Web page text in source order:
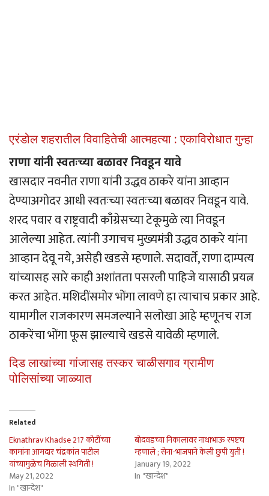
एरंडोल शहरातील विवाहितेची आत्महत्या : एकाविरोधात गुन्हा
राणा यांनी स्वतःच्या बळावर निवडून यावे
खासदार नवनीत राणा यांनी उद्धव ठाकरे यांना आव्हान
देण्याअगोदर आधी स्वतःच्या स्वतःच्या बळावर निवडून यावे.
शरद पवार व राष्ट्रवादी काँग्रेसच्या टेकूमुळे त्या निवडून
आलेल्या आहेत. त्यांनी उगाचच मुख्यमंत्री उद्धव ठाकरे यांना
आव्हान देवू नये, असेही खडसे म्हणाले. सदावर्ते, राणा दाम्पत्य
यांच्यासह सारे काही अशांतता पसरली पाहिजे यासाठी प्रयत्न
करत आहेत. मशिदींसमोर भोंगा लावणे हा त्याचाच प्रकार आहे.
यामागील राजकारण समजल्याने सलोखा आहे म्हणूनच राज
ठाकरेंचा भोंगा फूस झाल्याचे खडसे यावेळी म्हणाले.
दिड लाखांच्या गांजासह तस्कर चाळीसगाव ग्रामीण
पोलिसांच्या जाळ्यात
Related
Eknathrav Khadse 217 कोटींच्या
कामांना आमदार चंद्रकांत पाटील
यांच्यामुळेच मिळाली स्थगिती !
May 21, 2022
In "खान्देश"
बोदवडच्या निकालावर नाथाभाऊ स्पष्टच
म्हणाले ; सेना-भाजपाने केली छुपी युती !
January 19, 2022
In "खान्देश"